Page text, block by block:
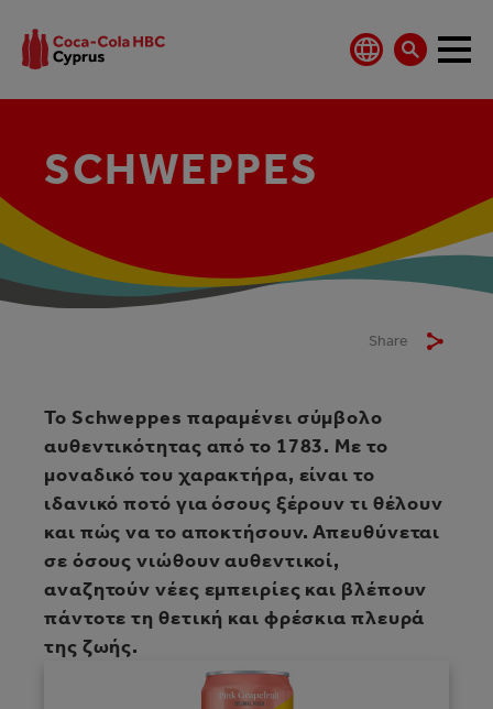
SCHWEPPES
Share
Το Schweppes παραμένει σύμβολο
αυθεντικότητας από το 1783. Με το
μοναδικό του χαρακτήρα, είναι το
ιδανικό ποτό για όσους ξέρουν τι θέλουν
και πώς να το αποκτήσουν. Απευθύνεται
σε όσους νιώθουν αυθεντικοί,
αναζητούν νέες εμπειρίες και βλέπουν
πάντοτε τη θετική και φρέσκια πλευρά
της ζωής.